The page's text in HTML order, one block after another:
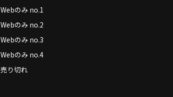
Webのみ no.1
Webのみ no.2
Webのみ no.3
Webのみ no.4
売り切れ